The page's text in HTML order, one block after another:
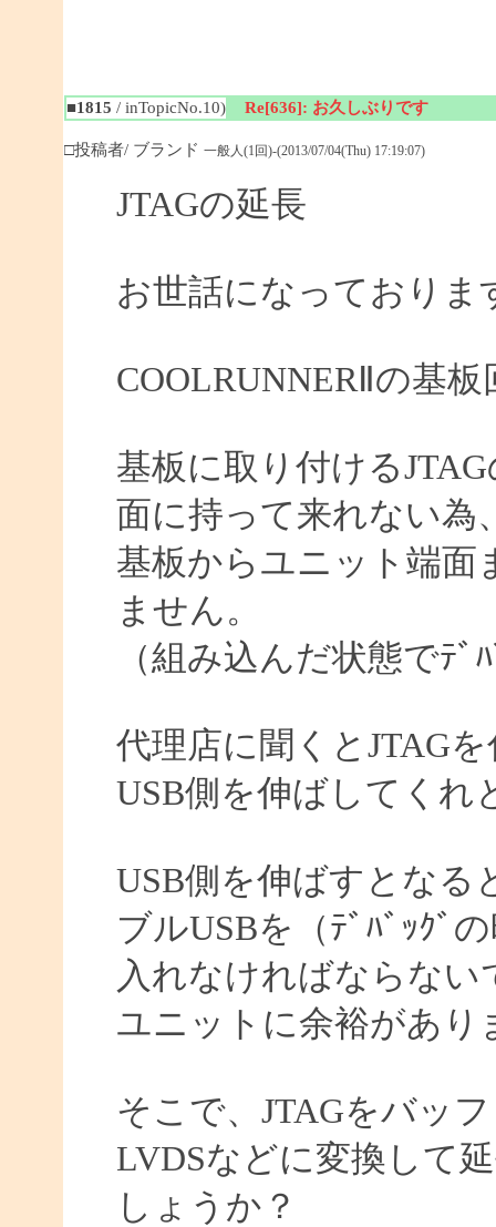
■1815 / inTopicNo.10) Re[636]: お久しぶりです
□投稿者/ ブランド 一般人(1回)-(2013/07/04(Thu) 17:19:07)
JTAGの延長
お世話になっておりま
COOLRUNNERⅡの基
基板に取り付ける
面に持って来れない為
基板からユニット端面
ません。
（組み込んだ状態でﾃﾞ
代理店に聞くとJTAG
USB側を伸ばしてくれ
USB側を伸ばすとなる
ブルUSBを（ﾃﾞﾊﾞｯｸﾞ
入れなければならない
ユニットに余裕があり
そこで、JTAGをバッ
LVDSなどに変換して
しょうか？